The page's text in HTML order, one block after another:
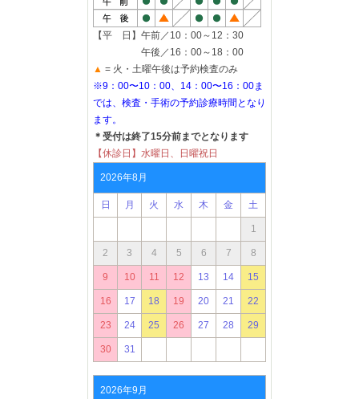
【平 日】午前／10：00～12：30
午後／16：00～18：00
▲ = 火・土曜午後は予約検査のみ
※9：00〜10：00、14：00〜16：00ま
では、検査・手術の予約診療時間となり
ます。
＊受付は終了15分前までとなります
【休診日】水曜日、日曜祝日
2026年8月
日 月 火 水 木 金 土
1
2 3 4 5 6 7 8
9 10 11 12 13 14 15
16 17 18 19 20 21 22
23 24 25 26 27 28 29
30 31
2026年9月